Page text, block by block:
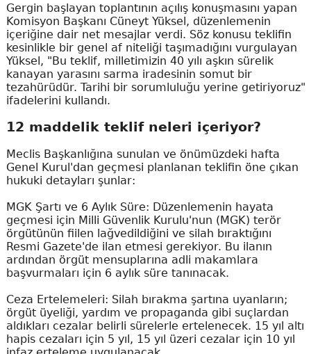
Gergin başlayan toplantının açılış konuşmasını yapan
Komisyon Başkanı Cüneyt Yüksel, düzenlemenin
içeriğine dair net mesajlar verdi. Söz konusu teklifin
kesinlikle bir genel af niteliği taşımadığını vurgulayan
Yüksel, "Bu teklif, milletimizin 40 yılı aşkın sürelik
kanayan yarasını sarma iradesinin somut bir
tezahürüdür. Tarihi bir sorumluluğu yerine getiriyoruz"
ifadelerini kullandı.
12 maddelik teklif neleri içeriyor?
Meclis Başkanlığına sunulan ve önümüzdeki hafta
Genel Kurul'dan geçmesi planlanan teklifin öne çıkan
hukuki detayları şunlar:
MGK Şartı ve 6 Aylık Süre: Düzenlemenin hayata
geçmesi için Milli Güvenlik Kurulu'nun (MGK) terör
örgütünün fiilen lağvedildiğini ve silah bıraktığını
Resmi Gazete'de ilan etmesi gerekiyor. Bu ilanın
ardından örgüt mensuplarına adli makamlara
başvurmaları için 6 aylık süre tanınacak.
Ceza Ertelemeleri: Silah bırakma şartına uyanların;
örgüt üyeliği, yardım ve propaganda gibi suçlardan
aldıkları cezalar belirli sürelerle ertelenecek. 15 yıl altı
hapis cezaları için 5 yıl, 15 yıl üzeri cezalar için 10 yıl